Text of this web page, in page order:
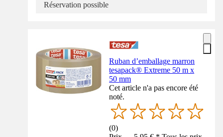
Réservation possible
Ruban d’emballage marron
tesapack® Extreme 50 m x
50 mm
Cet article n'a pas encore été
noté.
(0)